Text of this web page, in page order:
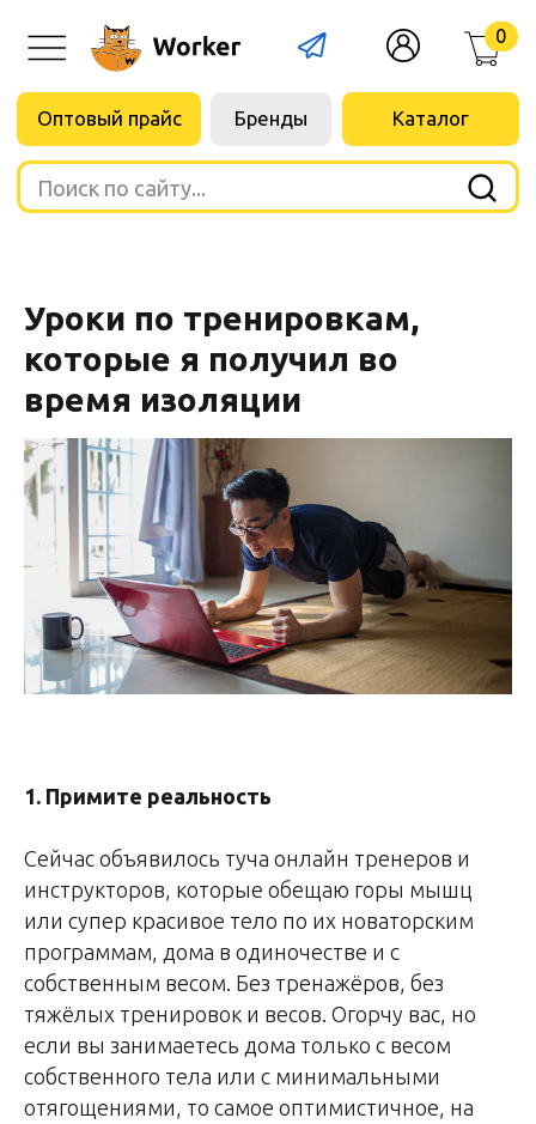
Поиск по сайту...
Уроки по тренировкам,
которые я получил во
время изоляции
1. Примите реальность
Сейчас объявилось туча онлайн тренеров и
инструкторов, которые обещаю горы мышц
или супер красивое тело по их новаторским
программам, дома в одиночестве и с
собственным весом. Без тренажёров, без
тяжёлых тренировок и весов. Огорчу вас, но
если вы занимаетесь дома только с весом
собственного тела или с минимальными
отягощениями, то самое оптимистичное, на